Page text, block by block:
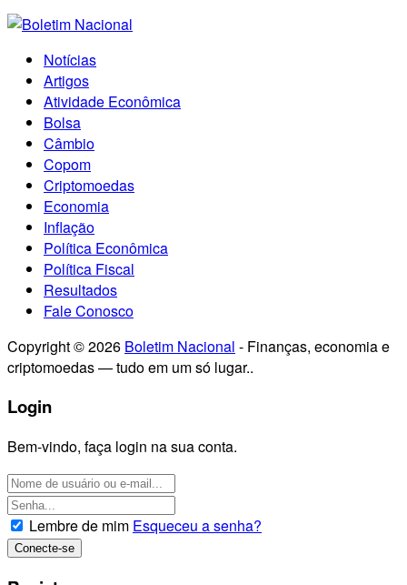
Notícias
Artigos
Atividade Econômica
Bolsa
Câmbio
Copom
Criptomoedas
Economia
Inflação
Política Econômica
Política Fiscal
Resultados
Fale Conosco
Copyright © 2026 Boletim Nacional - Finanças, economia e
criptomoedas — tudo em um só lugar..
Login
Bem-vindo, faça login na sua conta.
Lembre de mim Esqueceu a senha?